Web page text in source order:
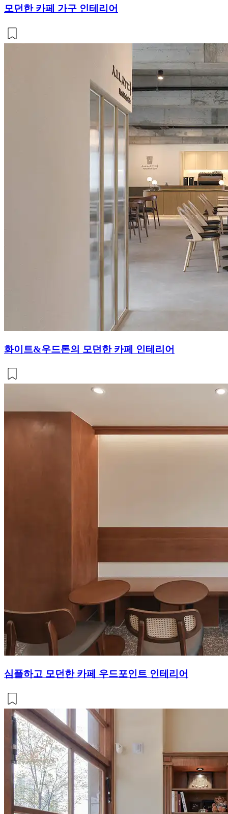
모던한 카페 가구 인테리어
화이트&우드톤의 모던한 카페 인테리어
심플하고 모던한 카페 우드포인트 인테리어